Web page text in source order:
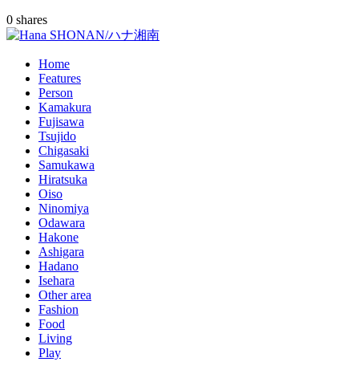
0 shares
Home
Features
Person
Kamakura
Fujisawa
Tsujido
Chigasaki
Samukawa
Hiratsuka
Oiso
Ninomiya
Odawara
Hakone
Ashigara
Hadano
Isehara
Other area
Fashion
Food
Living
Play